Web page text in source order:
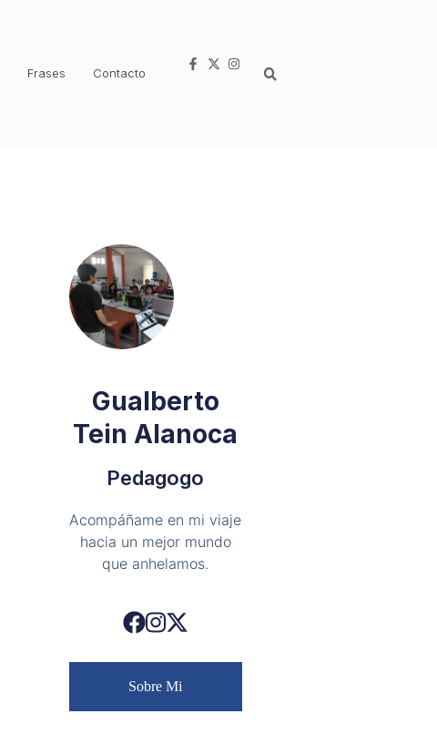
Frases Contacto
Gualberto
Tein Alanoca
Pedagogo
Acompáñame en mi viaje
hacia un mejor mundo
que anhelamos.
Sobre Mi